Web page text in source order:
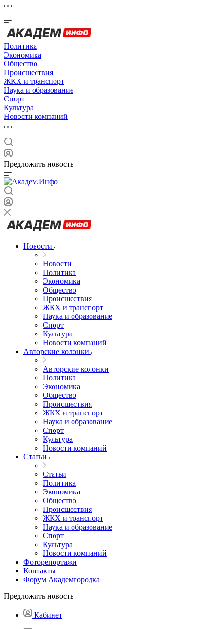
Политика
Экономика
Общество
Происшествия
ЖКХ и транспорт
Наука и образование
Спорт
Культура
Новости компаний
Предложить новость
Новости
Новости
Политика
Экономика
Общество
Происшествия
ЖКХ и транспорт
Наука и образование
Спорт
Культура
Новости компаний
Авторские колонки
Авторские колонки
Политика
Экономика
Общество
Происшествия
ЖКХ и транспорт
Наука и образование
Спорт
Культура
Новости компаний
Статьи
Статьи
Политика
Экономика
Общество
Происшествия
ЖКХ и транспорт
Наука и образование
Спорт
Культура
Новости компаний
Фоторепортажи
Контакты
Форум Академгородка
Предложить новость
Кабинет